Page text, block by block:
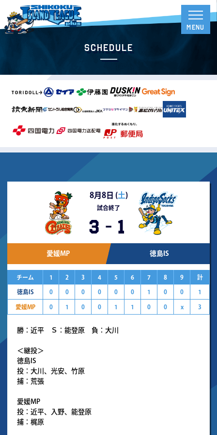
Schedule
8月8日 (土)
試合終了
3 - 1
愛媛MP 徳島IS
チーム 1 2 3 4 5 6 7 8 9 計
徳島IS 0 0 0 0 0 0 1 0 0 1
愛媛MP 0 1 0 0 1 1 0 0 x 3
勝：近平 Ｓ：能登原 負：大川
＜継投＞
徳島IS
投：大川、光安、竹原
捕：荒張
愛媛MP
投：近平、入野、能登原
捕：梶原